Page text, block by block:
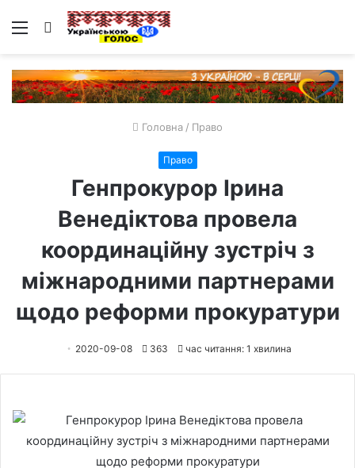
Меню Пошук
Головна / Право
Право
Генпрокурор Ірина
Венедіктова провела
координаційну зустріч з
міжнародними партнерами
щодо реформи прокуратури
2020-09-08 363 час читання: 1 хвилина